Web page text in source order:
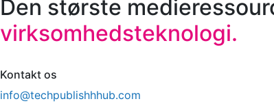
Den største
virksomhedsteknologi.
Kontakt os
info@techpublishhhub.com